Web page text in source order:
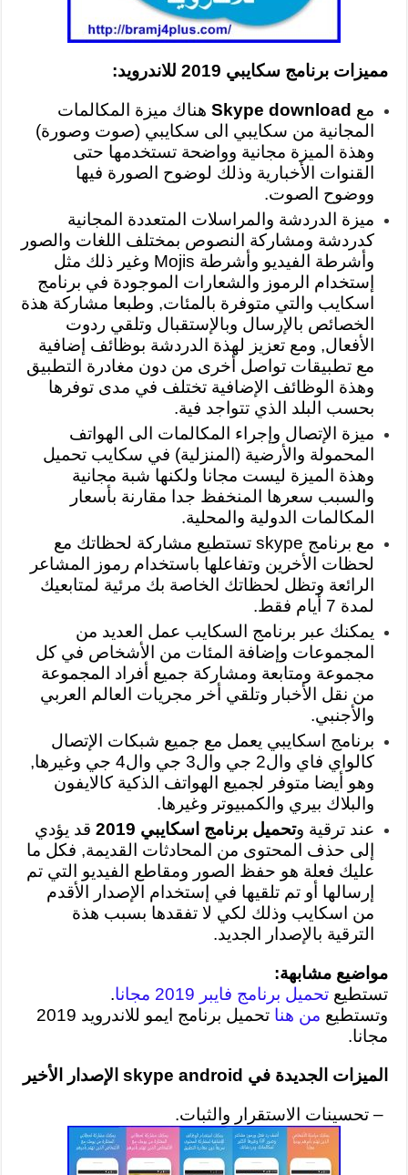
مميزات برنامج سكايبي 2019 للاندرويد:
مع Skype download هناك ميزة المكالمات
المجانية من سكايبي الى سكايبي (صوت وصورة)
وهذة الميزة مجانية وواضحة تستخدمها حتى
القنوات الأخبارية وذلك لوضوح الصورة فيها
ووضوح الصوت.
ميزة الدردشة والمراسلات المتعددة المجانية
كدردشة ومشاركة النصوص بمختلف اللغات والصور
وأشرطة الفيديو وأشرطة Mojis وغير ذلك مثل
إستخدام الرموز والشعارات الموجودة في برنامج
اسكايب والتي متوفرة بالمئات, وطبعا مشاركة هذة
الخصائص بالإرسال وبالإستقبال وتلقي ردوت
الأفعال, ومع تعزيز لهذة الدردشة بوظائف إضافية
مع تطبيقات تواصل أخرى من دون مغادرة التطبيق
وهذة الوظائف الإضافية تختلف في مدى توفرها
بحسب البلد الذي تتواجد فية.
ميزة الإتصال وإجراء المكالمات الى الهواتف
المحمولة والأرضية (المنزلية) في سكايب تحميل
وهذة الميزة ليست مجانا ولكنها شبة مجانية
والسبب سعرها المنخفظ جدا مقارنة بأسعار
المكالمات الدولية والمحلية.
مع برنامج skype تستطيع مشاركة لحظاتك مع
لحظات الأخرين وتفاعلها باستخدام رموز المشاعر
الرائعة وتظل لحظاتك الخاصة بك مرئية لمتابعيك
لمدة 7 أيام فقط.
يمكنك عبر برنامج السكايب عمل العديد من
المجموعات وإضافة المئات من الأشخاص في كل
مجموعة ومتابعة ومشاركة جميع أفراد المجموعة
من نقل الأخبار وتلقي أخر مجريات العالم العربي
والأجنبي.
برنامج اسكايبي يعمل مع جميع شبكات الإتصال
كالواي فاي وال2 جي وال3 جي وال4 جي وغيرها,
وهو أيضا متوفر لجميع الهواتف الذكية كالايفون
والبلاك بيري والكمبيوتر وغيرها.
عند ترقية وتحميل برنامج اسكايبي 2019
قد يؤدي
إلى حذف المحتوى من المحادثات القديمة, فكل ما
عليك فعلة هو حفظ الصور ومقاطع الفيديو التي تم
إرسالها أو تم تلقيها في إستخدام الإصدار الأقدم
من اسكايب وذلك لكي لا تفقدها بسبب هذة
الترقية بالإصدار الجديد.
مواضيع مشابهة:
تستطيعتحميل برنامج فايبر 2019 مجانا
.
وتستطيع من هنا
تحميل برنامج ايمو للاندرويد 2019
مجانا.
الميزات الجديدة في skype android الإصدار الأخير
– تحسينات الاستقرار والثبات.